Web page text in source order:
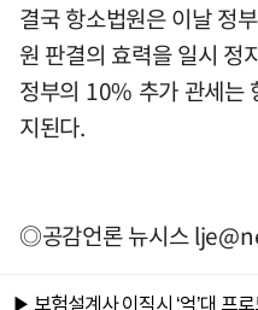
결국 항소법원은 이날 정
원 판결의 효력을 일시 정
정부의 10% 추가 관세는
지된다.
◎공감언론 뉴시스